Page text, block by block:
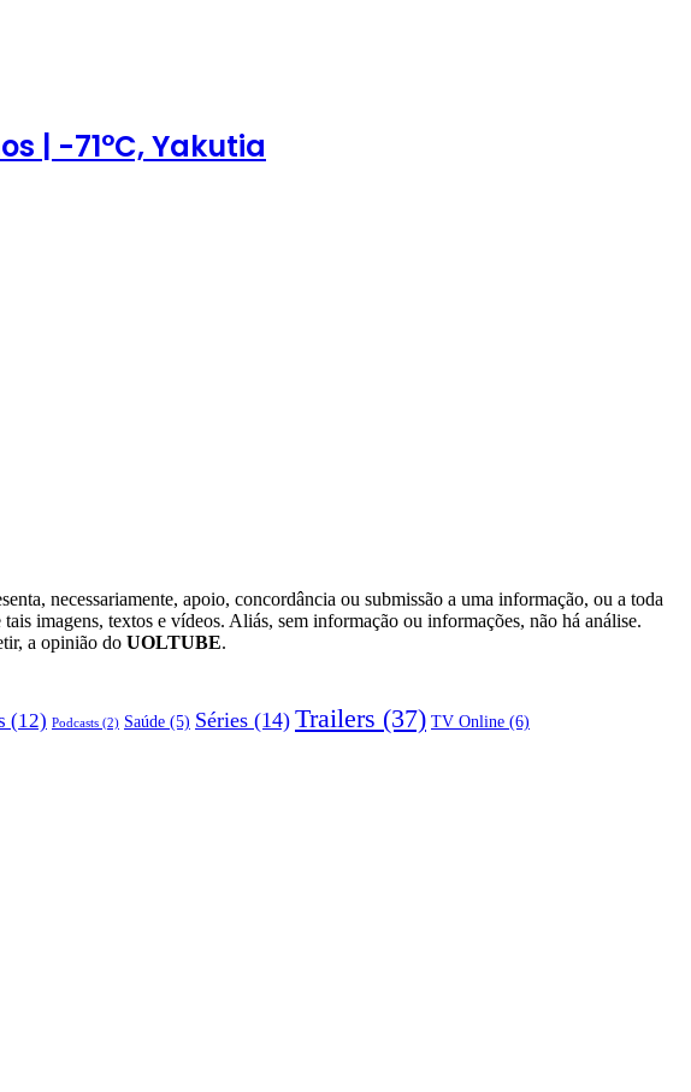
| -71°C, Yakutia
necessariamente, apoio, concordância ou submissão a uma informação, ou a toda
imagens, textos e vídeos. Aliás, sem informação ou informações, não há análise.
a opinião do UOLTUBE.
(12) Podcasts (2) Saúde (5) Séries (14) Trailers (37) TV Online (6)